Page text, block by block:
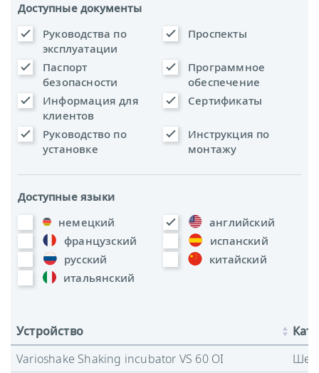
Доступные документы
Руководства по
эксплуатации
Проспекты
Паспорт
безопасности
Программное
обеспечение
Информация для
клиентов
Сертификаты
Руководство по
установке
Инструкция по
монтажу
Доступные языки
немецкий
английский
французский
испанский
русский
китайский
итальянский
Устройство
Varioshake Shaking incubator VS 60 OI